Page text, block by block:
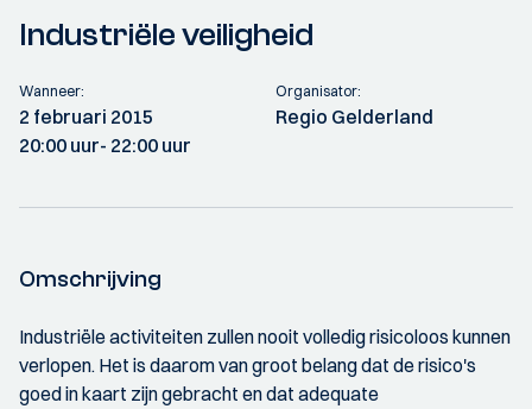
Industriële veiligheid
Wanneer:
2 februari 2015
20:00 uur- 22:00 uur
Organisator:
Regio Gelderland
Omschrijving
Industriële activiteiten zullen nooit volledig risicoloos kunnen
verlopen. Het is daarom van groot belang dat de risico's
goed in kaart zijn gebracht en dat adequate